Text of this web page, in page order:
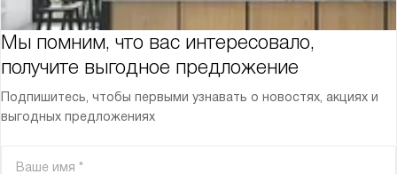
Мы помним, что вас интересовало,
получите выгодное предложение
Подпишитесь, чтобы первыми узнавать о новостях, акциях и
выгодных предложениях